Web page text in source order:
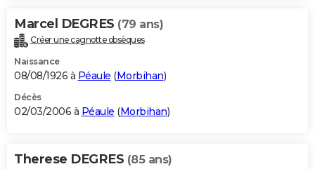
Marcel DEGRES (79 ans)
Créer une cagnotte obsèques
Naissance
08/08/1926 à Péaule (Morbihan)
Décès
02/03/2006 à Péaule (Morbihan)
Therese DEGRES (85 ans)